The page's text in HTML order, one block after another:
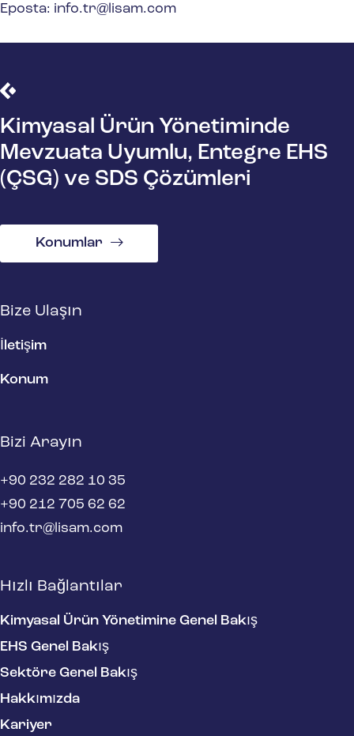
Eposta: info.tr@lisam.com
Kimyasal Ürün Yönetiminde
Mevzuata Uyumlu, Entegre EHS
(ÇSG) ve SDS Çözümleri
Konumlar
Bize Ulaşın
İletişim
Konum
Bizi Arayın
+90 232 282 10 35
+90 212 705 62 62
info.tr@lisam.com
Hızlı Bağlantılar
Kimyasal Ürün Yönetimine Genel Bakış
EHS Genel Bakış
Sektöre Genel Bakış
Hakkımızda
Kariyer